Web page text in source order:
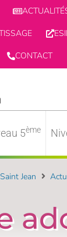
CONTACT
5ème
Jean